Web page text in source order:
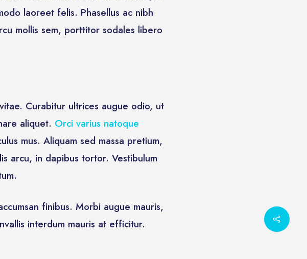
laoreet felis. Phasellus ac nibh
mollis sem, porttitor sodales libero
Curabitur ultrices augue odio, ut
aliquet. Orci varius natoque
mus. Aliquam sed massa pretium,
arcu, in dapibus tortor. Vestibulum
finibus. Morbi augue mauris,
interdum mauris at efficitur.